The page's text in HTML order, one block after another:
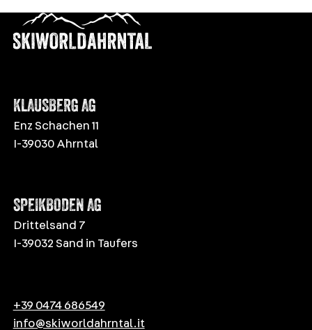
KLAUSBERG AG
Enz Schachen 11
I-39030 Ahrntal
SPEIKBODEN AG
Drittelsand 7
I-39032 Sand in Taufers
+39 0474 686549
info@skiworldahrntal.it